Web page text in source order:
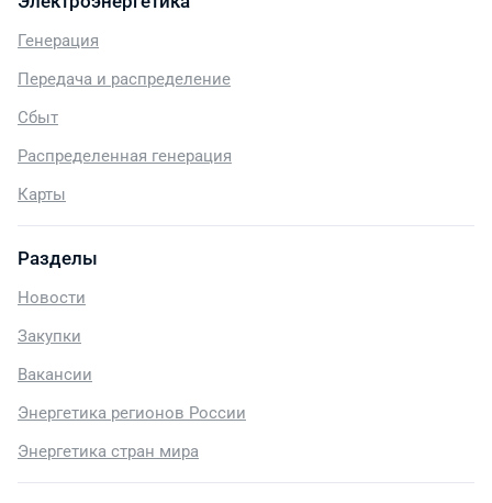
Генерация
Передача и распределение
Сбыт
Распределенная генерация
Карты
Разделы
Новости
Закупки
Вакансии
Энергетика регионов России
Энергетика стран мира